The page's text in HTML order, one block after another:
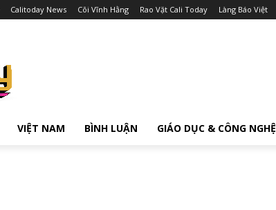
Calitoday News Cõi Vĩnh Hằng Rao Vặt Cali Today Làng Báo Việt
VIỆT NAM BÌNH LUẬN GIÁO DỤC & CÔNG NGHỆ